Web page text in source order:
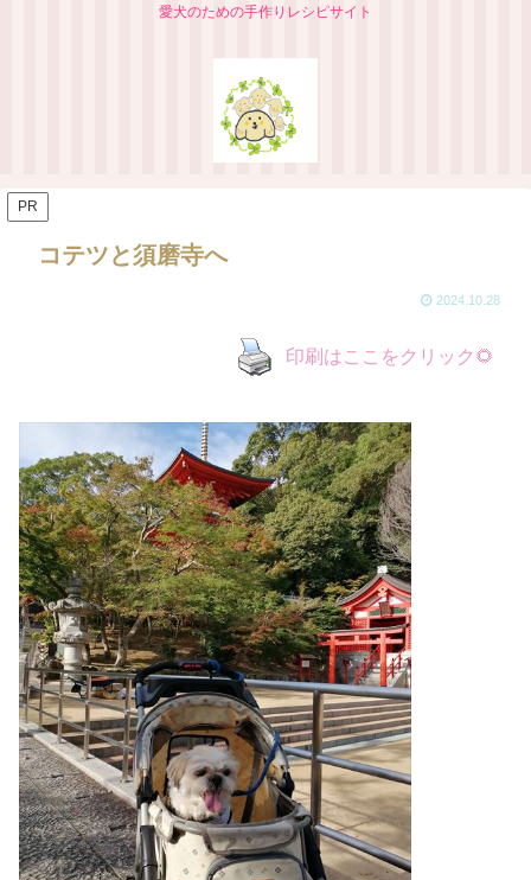
愛犬のための手作りレシピサイト
PR
コテツと須磨寺へ
2024.10.28
印刷はここをクリック🌻